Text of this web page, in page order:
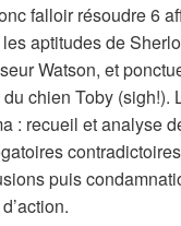
falloir résoudre 6
aptitudes de
Watson, et
du chien Toby (sigh!).
: recueil et analyse
puis